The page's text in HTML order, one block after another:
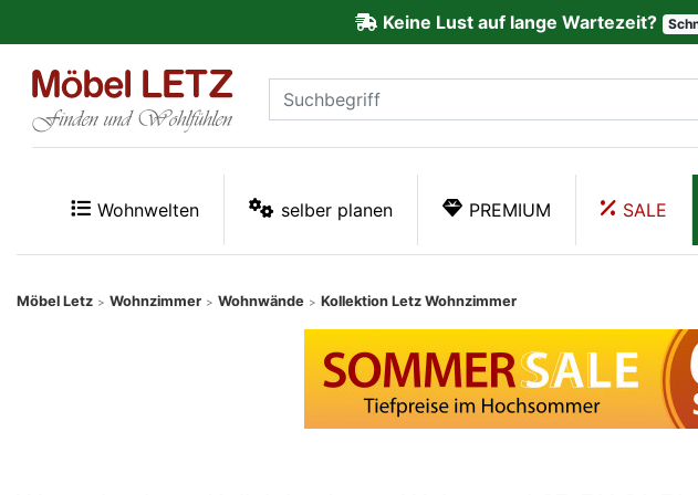
Keine Lust auf lange Wartezeit?
Wohnwelten selber planen PREMIUM SALE
Möbel Letz > Wohnzimmer > Wohnwände > Kollektion Letz Wohnzimmer
Kundenmeinungen
PREMIUM
Schnell